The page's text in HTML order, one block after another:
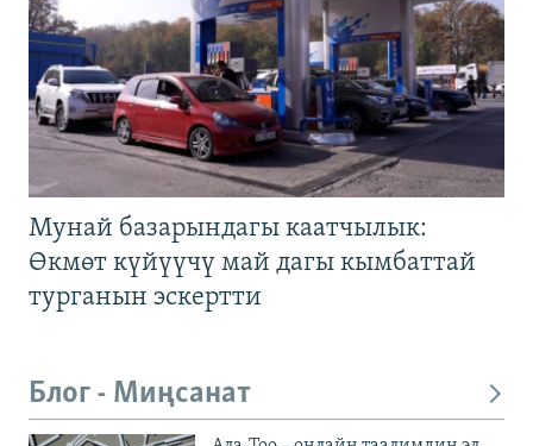
Мунай базарындагы каатчылык:
Өкмөт күйүүчү май дагы кымбаттай
турганын эскертти
Блог - Миңсанат